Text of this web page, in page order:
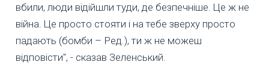
вбили, люди відійшли туди, де безпечніше. Це ж не
війна. Це просто стояти і на тебе зверху просто
падають (бомби – Ред.), ти ж не можеш
відповісти", - сказав Зеленський.